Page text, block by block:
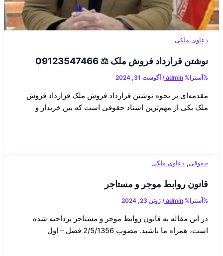
دعاوی ملکی
نوشتن قرارداد فروش ملک ⚖️ 09123547466
%آسترا% admin
/ آگوست 31, 2024
مقدمه‌ای بر نحوه نوشتن قرارداد فروش ملک قرارداد فروش
ملک یکی از مهم‌ترین اسناد حقوقی است که بین خریدار و
حقوقی, دعاوی ملکی
قانون روابط موجر و مستاجر
%آسترا% admin
/ ژوئن 23, 2024
در این مقاله به قانون روابط موجر و مستاجر پرداخته شده
است، همراه ما باشید. مصوب 2/5/1356 فصل – اول